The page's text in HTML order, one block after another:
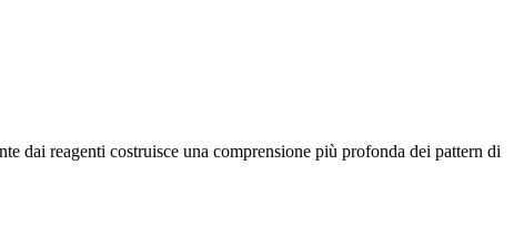
dai reagenti costruisce una comprensione più profonda dei pattern di